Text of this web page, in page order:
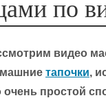
по
видео
тапочки,
очень простой